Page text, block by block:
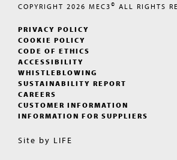
COPYRIGHT 2026 MEC3© ALL RIGHTS
PRIVACY POLICY
COOKIE POLICY
CODE OF ETHICS
ACCESSIBILITY
WHISTLEBLOWING
SUSTAINABILITY REPORT
CAREERS
CUSTOMER INFORMATION
INFORMATION FOR SUPPLIERS
Site by LIFE